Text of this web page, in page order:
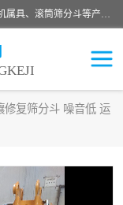
济宁智造工程科技有限公司是一家经营智造大观、挖机属具、滚筒筛分斗等产品的滑移装载机厂家。济宁智造工程科技有限公司奉行以质量赢得用户，诚信为本，互利共赢的宗旨，依靠雄厚的技术力量，科学的管理制度，先进的加工检测设备，始终坚持以客户为中心，免费咨询！
修复筛分斗 噪音低 运
机